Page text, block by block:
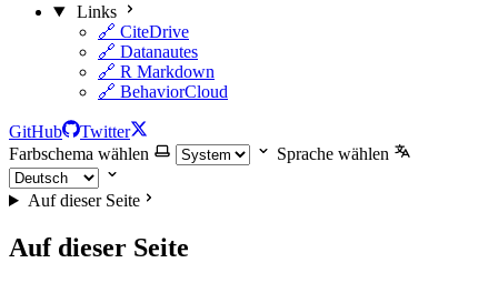
Links
🔗 CiteDrive
🔗 Datanautes
🔗 R Markdown
🔗 BehaviorCloud
GitHub
Twitter
Farbschema wählen
Sprache wählen
Auf dieser Seite
Auf dieser Seite